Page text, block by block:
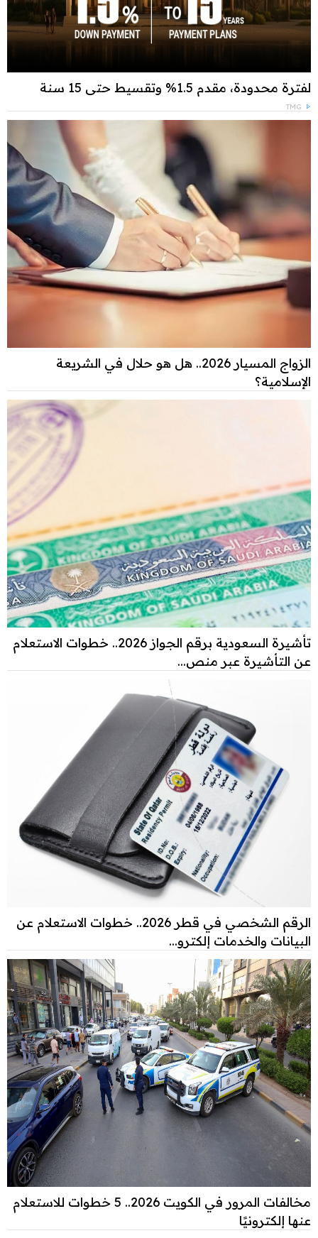
لفترة محدودة، مقدم 1.5% وتقسيط حتى 15 سنة
TMG
الزواج المسيار 2026.. هل هو حلال في الشريعة
الإسلامية؟
تأشيرة السعودية برقم الجواز 2026.. خطوات الاستعلام
عن التأشيرة عبر منص...
الرقم الشخصي في قطر 2026.. خطوات الاستعلام عن
البيانات والخدمات إلكترو...
مخالفات المرور في الكويت 2026.. 5 خطوات للاستعلام
عنها إلكترونيًا